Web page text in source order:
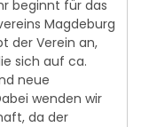
der Verein an,
sich auf ca.
neue
wenden wir
da der